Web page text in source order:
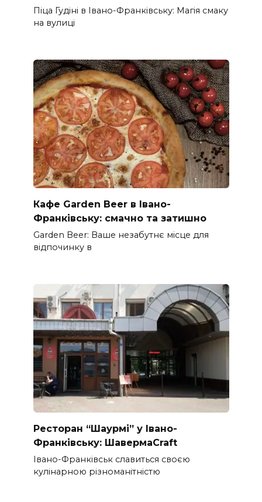
Піца Гудіні в Івано-Франківську: Магія смаку
на вулиці
Кафе Garden Beer в Івано-
Франківську: смачно та затишно
Garden Beer: Ваше незабутнє місце для
відпочинку в
Ресторан “Шаурмі” у Івано-
Франківську: ШавермаCraft
Івано-Франківськ славиться своєю
кулінарною різноманітністю